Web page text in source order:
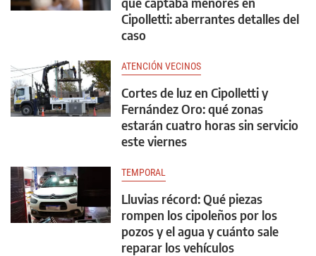
Cipolletti: aberrantes detalles del
caso
ATENCIÓN VECINOS
Cortes de luz en Cipolletti y
Fernández Oro: qué zonas
estarán cuatro horas sin servicio
este viernes
TEMPORAL
Lluvias récord: Qué piezas
rompen los cipoleños por los
pozos y el agua y cuánto sale
reparar los vehículos